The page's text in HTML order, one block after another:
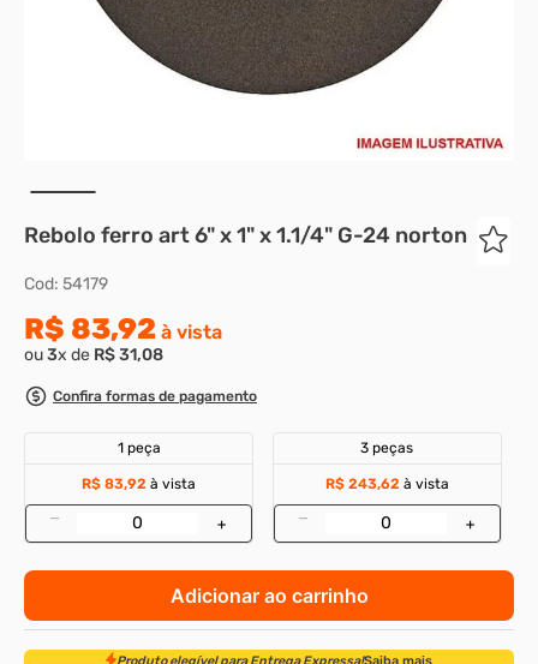
Rebolo ferro art 6" x 1" x 1.1/4" G-24 norton
Cod: 54179
R$ 83,92 à vista
ou3x de R$31,08
Confira formas de pagamento
1 peça
R$ 83,92 à vista
– +
3 peças
R$ 243,62 à vista
– +
Adicionar ao carrinho
parafuso 5